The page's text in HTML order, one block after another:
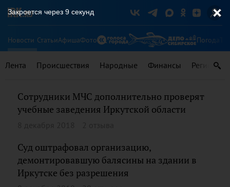
Новости СтатьиАфишаФото Погода
Лента Происшествия Народные Финансы Регионы
Сотрудники МЧС дополнительно проверят
учебные заведения Иркутской области
Суд оштрафовал организацию,
демонтировавшую балясины на здании в
Иркутске без разрешения
Закроется через 9 секунд